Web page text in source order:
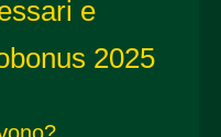
e
2025